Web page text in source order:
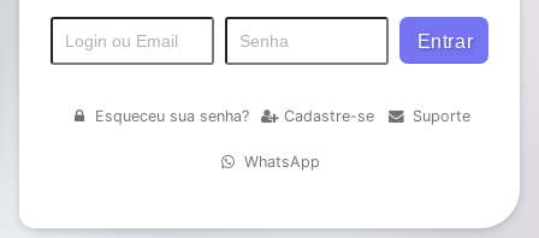
Esqueceu sua senha? Cadastre-se Suporte
WhatsApp